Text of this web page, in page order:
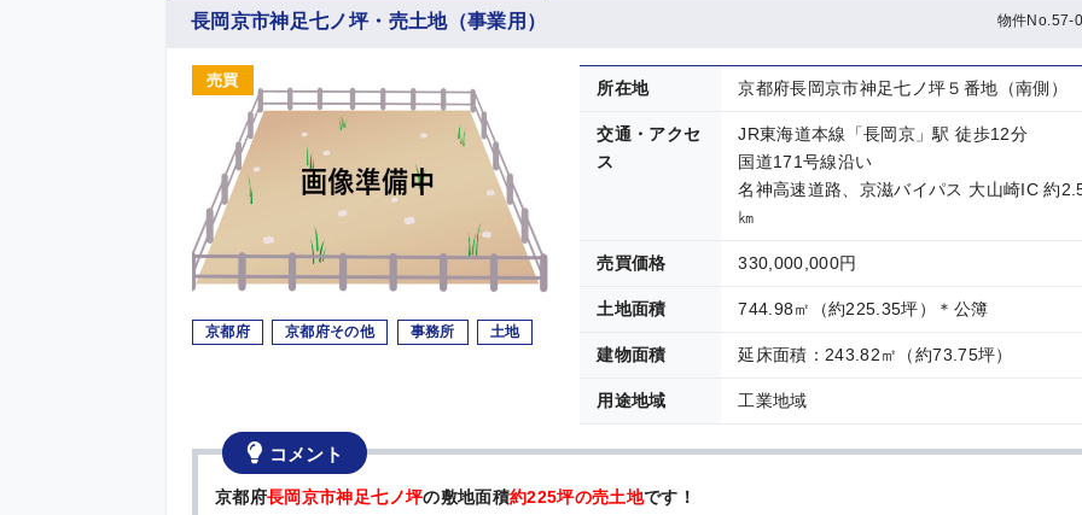
長岡京市神足七ノ坪・売土地（事業用） 物件No.57-
売買
京都府 京都府その他 事務所 土地
所在地 京都府長岡京市神足七ノ坪５番地（南側）
交通・アクセ
ス
JR東海道本線「長岡京」駅 徒歩12分
国道171号線沿い
名神高速道路、京滋バイパス 大山崎IC 約
㎞
売買価格 330,000,000円
土地面積 744.98㎡（約225.35坪）＊公簿
建物面積 延床面積：243.82㎡（約73.75坪）
用途地域 工業地域
コメント
京都府長岡京市神足七ノ坪の敷地面積約225坪の売土地です！